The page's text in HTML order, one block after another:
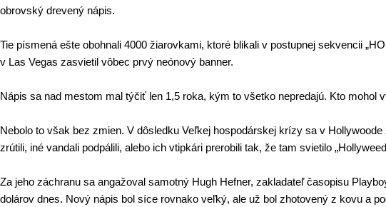
obrovský drevený nápis.
Tie písmená ešte obohnali 4000 žiarovkami, ktoré blikali v postupnej sekvencii „
v Las Vegas zasvietil vôbec prvý neónový banner.
Nápis sa nad mestom mal týčiť len 1,5 roka, kým to všetko nepredajú. Kto
Nebolo to však bez zmien. V dôsledku Veľkej hospodárskej krízy sa v
zrútili, iné vandali podpálili, alebo ich vtipkári prerobili tak, že tam svietilo „Hollyweed
Za jeho záchranu sa angažoval samotný Hugh Hefner, zakladateľ časopisu
dolárov dnes. Nový nápis bol síce rovnako veľký, ale už bol zhotovený z kovu a